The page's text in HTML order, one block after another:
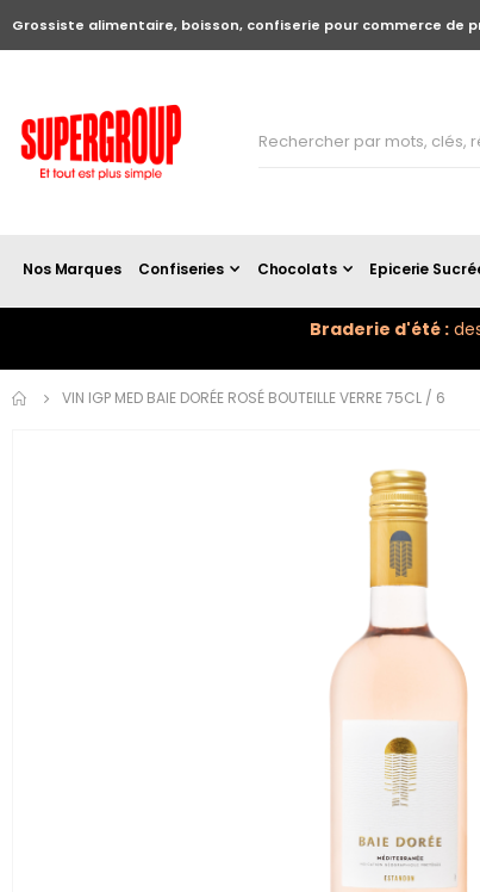
Grossiste alimentaire, boisson, confiserie pour commerce de
Nos Marques Confiseries Chocolats Epicerie
Braderie d'été :
VIN IGP MED BAIE DORÉE ROSÉ BOUTEILLE VERRE 75CL / 6
the